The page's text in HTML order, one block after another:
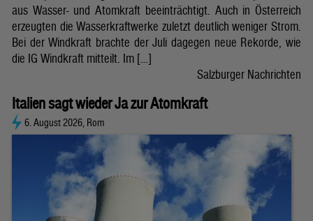
aus Wasser- und Atomkraft beeinträchtigt. Auch in Österreich
erzeugten die Wasserkraftwerke zuletzt deutlich weniger Strom.
Bei der Windkraft brachte der Juli dagegen neue Rekorde, wie
die IG Windkraft mitteilt. Im […]
Salzburger Nachrichten
Italien sagt wieder Ja zur Atomkraft
6. August 2026, Rom